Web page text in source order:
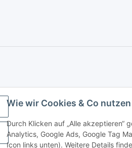
Wie wir Cookies & Co nutzen
Durch Klicken auf „Alle akzeptieren“
Analytics, Google Ads, Google Tag
Icon links unten). Weitere Details
handelt es sich um die unverbindliche
Vertriebs GmbH - Der Radladen & E-